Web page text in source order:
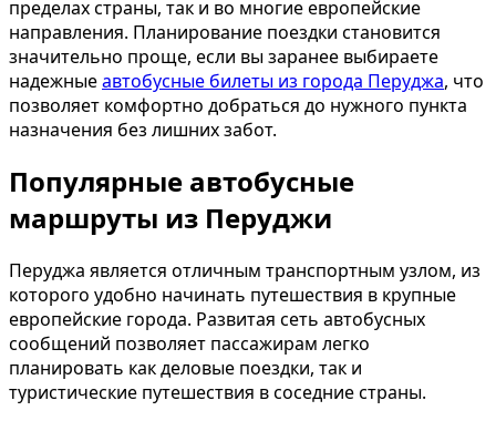
пределах страны, так и во многие европейские
направления. Планирование поездки становится
значительно проще, если вы заранее выбираете
надежныеавтобусные билеты из города Перуджа, что
позволяет комфортно добраться до нужного пункта
назначения без лишних забот.
Популярные автобусные
маршруты из Перуджи
Перуджа является отличным транспортным узлом, из
которого удобно начинать путешествия в крупные
европейские города. Развитая сеть автобусных
сообщений позволяет пассажирам легко
планировать как деловые поездки, так и
туристические путешествия в соседние страны.